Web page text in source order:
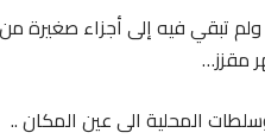
تبقي فيه إلى أجزاء صغيرة
مقزز…
المحلية الى عين المكان ..